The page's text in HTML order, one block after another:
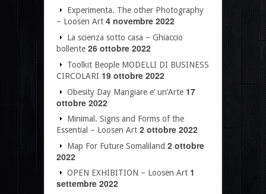
Experimenta. The other Photography
– Loosen Art 4 novembre 2022
La scienza sotto casa – Ghiaccio
bollente 26 ottobre 2022
Toolkit Beople MODELLI DI BUSINESS
CIRCOLARI 19 ottobre 2022
Obesity Day Mangiare e’ un’Arte 17
ottobre 2022
Minimal. Signs and Forms of the
Essential – Loosen Art 2 ottobre 2022
Map For Future Somaliland 2 ottobre
2022
OPEN EXHIBITION – Loosen Art 1
settembre 2022